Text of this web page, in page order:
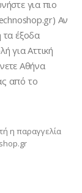
για πιο
Αν
τα έξοδα
για Αττική
Αθήνα
από το
η παραγγελία